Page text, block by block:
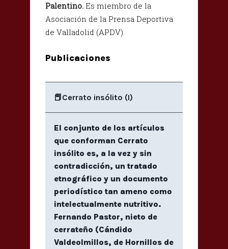
Palentino. Es miembro de la
Asociación de la Prensa Deportiva
de Valladolid (APDV).
Publicaciones
📕Cerrato insólito (I)
El conjunto de los artículos
que conforman Cerrato
insólito es, a la vez y sin
contradicción, un tratado
etnográfico y un documento
periodístico tan ameno como
intelectualmente nutritivo.
Fernando Pastor, nieto de
cerrateño (Cándido
Valdeolmillos, de Hornillos de